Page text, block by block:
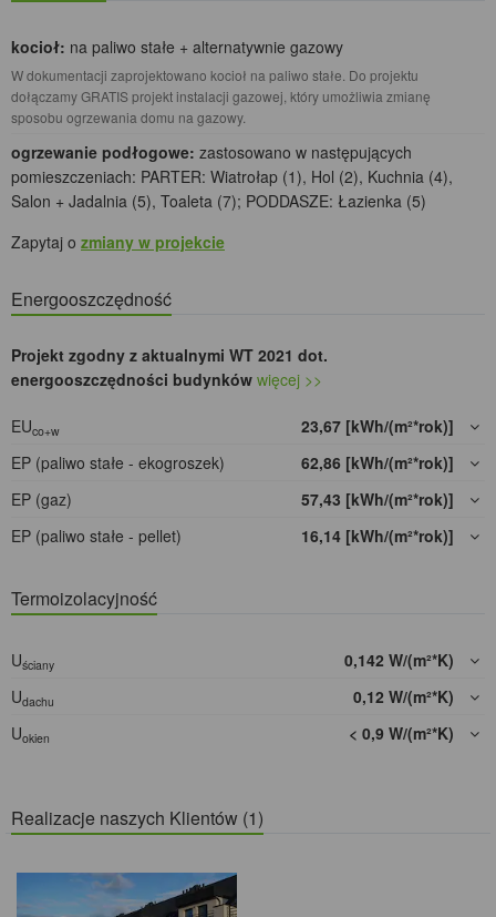
kocioł: na paliwo stałe + alternatywnie gazowy
W dokumentacji zaprojektowano kocioł na paliwo stałe. Do projektu
dołączamy GRATIS projekt instalacji gazowej, który umożliwia zmianę
sposobu ogrzewania domu na gazowy.
ogrzewanie podłogowe: zastosowano w następujących
pomieszczeniach: PARTER: Wiatrołap (1), Hol (2), Kuchnia (4),
Salon + Jadalnia (5), Toaleta (7); PODDASZE: Łazienka (5)
Zapytaj o zmiany w projekcie
Energooszczędność
Projekt zgodny z aktualnymi WT 2021 dot.
energooszczędności budynków więcej >>
EUco+w
23,67 [kWh/(m²*rok)]
EP (paliwo stałe - ekogroszek)
62,86 [kWh/(m²*rok)]
EP (gaz)
57,43 [kWh/(m²*rok)]
EP (paliwo stałe - pellet)
16,14 [kWh/(m²*rok)]
Termoizolacyjność
Uściany
0,142 W/(m²*K)
Udachu
0,12 W/(m²*K)
Uokien < 0,9 W/(m²*K)
Realizacje naszych Klientów (1)